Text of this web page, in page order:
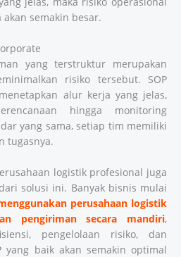
semakin besar.
yang terstruktur merupakan
risiko tersebut. SOP
alur kerja yang jelas,
hingga monitoring
yang sama, setiap tim memiliki
tugasnya.
logistik profesional juga
solusi ini. Banyak bisnis mulai
perusahaan logistik
pengiriman secara mandiri,
pengelolaan risiko, dan
yang baik akan semakin optimal